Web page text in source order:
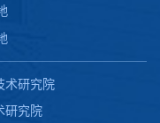
术研究院
研究院